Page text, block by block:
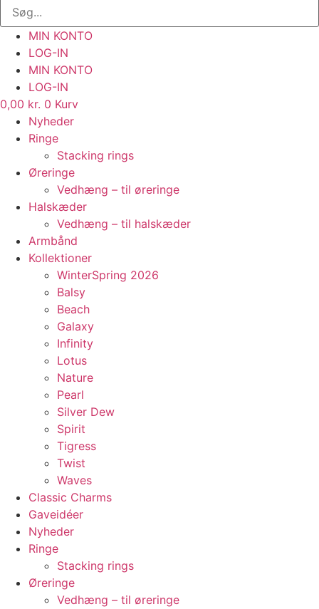
MIN KONTO
LOG-IN
MIN KONTO
LOG-IN
0,00 kr. 0 Kurv
Nyheder
Ringe
Stacking rings
Øreringe
Vedhæng – til øreringe
Halskæder
Vedhæng – til halskæder
Armbånd
Kollektioner
WinterSpring 2026
Balsy
Beach
Galaxy
Infinity
Lotus
Nature
Pearl
Silver Dew
Spirit
Tigress
Twist
Waves
Classic Charms
Gaveidéer
Nyheder
Ringe
Stacking rings
Øreringe
Vedhæng – til øreringe